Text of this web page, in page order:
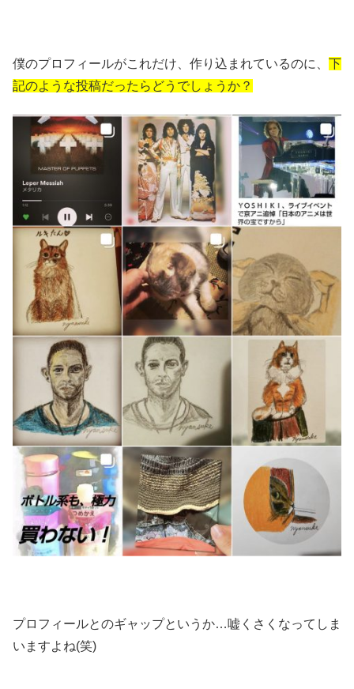
僕のプロフィールがこれだけ、作り込まれているのに、 下
記のような投稿だったらどうでしょうか？
プロフィールとのギャップというか…嘘くさくなってしま
いますよね(笑)